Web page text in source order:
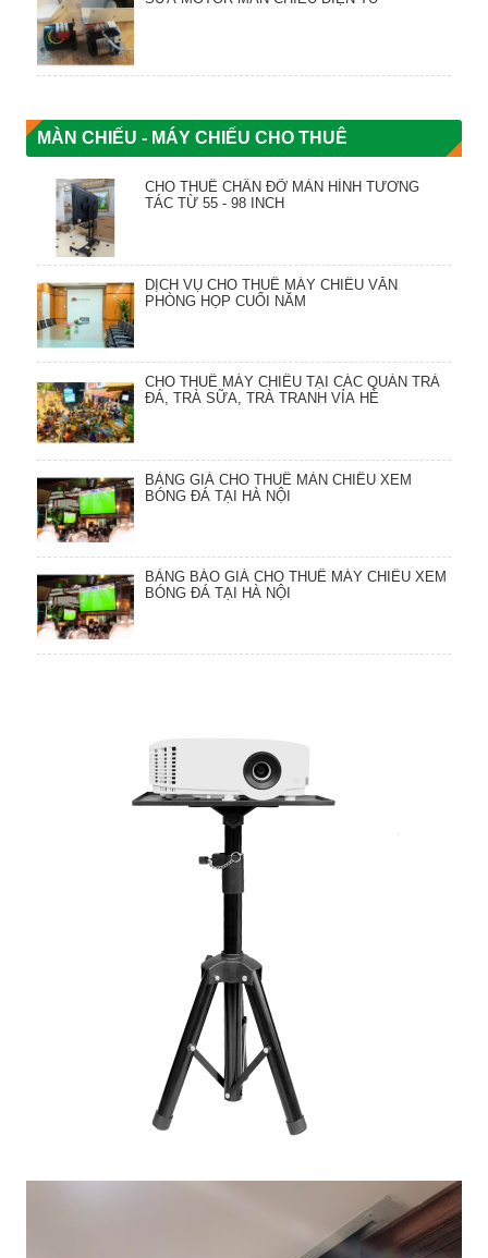
MÀN CHIẾU - MÁY CHIẾU CHO THUÊ
CHO THUÊ CHÂN ĐỠ MÀN HÌNH TƯƠNG
TÁC TỪ 55 - 98 INCH
DỊCH VỤ CHO THUÊ MÁY CHIẾU VĂN
PHÒNG HỌP CUỐI NĂM
CHO THUÊ MÁY CHIẾU TẠI CÁC QUÁN TRÀ
ĐÁ, TRÀ SỮA, TRÀ TRANH VỈA HÈ
BẢNG GIÁ CHO THUÊ MÀN CHIẾU XEM
BÓNG ĐÁ TẠI HÀ NỘI
BẢNG BÁO GIÁ CHO THUÊ MÁY CHIẾU XEM
BÓNG ĐÁ TẠI HÀ NỘI